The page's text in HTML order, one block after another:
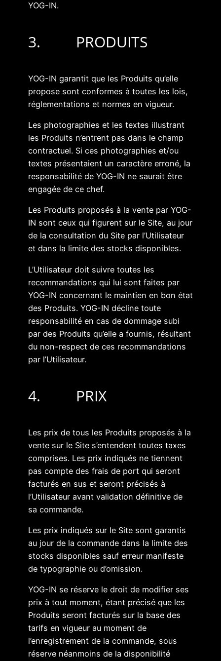
YOG-IN.
3. PRODUITS
YOG-IN garantit que les Produits qu’elle
propose sont conformes à toutes les lois,
réglementations et normes en vigueur.
Les photographies et les textes illustrant
les Produits n’entrent pas dans le champ
contractuel. Si ces photographies et/ou
textes présentaient un caractère erroné, la
responsabilité de YOG-IN ne saurait être
engagée de ce chef.
Les Produits proposés à la vente par YOG-
IN sont ceux qui figurent sur le Site, au jour
de la consultation du Site par l’Utilisateur
et dans la limite des stocks disponibles.
L’Utilisateur doit suivre toutes les
recommandations qui lui sont faites par
YOG-IN concernant le maintien en bon état
des Produits. YOG-IN décline toute
responsabilité en cas de dommage subi
par des Produits qu’elle a fournis, résultant
du non-respect de ces recommandations
par l’Utilisateur.
4. PRIX
Les prix de tous les Produits proposés à la
vente sur le Site s’entendent toutes taxes
comprises. Les prix indiqués ne tiennent
pas compte des frais de port qui seront
facturés en sus et seront précisés à
l’Utilisateur avant validation définitive de
sa commande.
Les prix indiqués sur le Site sont garantis
au jour de la commande dans la limite des
stocks disponibles sauf erreur manifeste
de typographie ou d’omission.
YOG-IN se réserve le droit de modifier ses
prix à tout moment, étant précisé que les
Produits seront facturés sur la base des
tarifs en vigueur au moment de
l’enregistrement de la commande, sous
réserve néanmoins de la disponibilité